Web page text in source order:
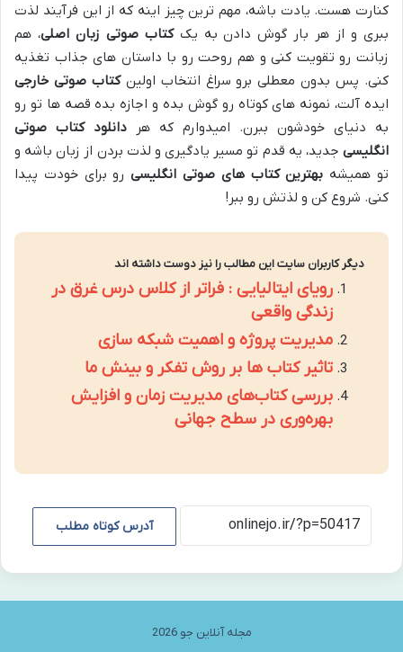
کنارت هست. یادت باشه، مهم ترین چیز اینه که از این فرآیند لذت
ببری و از هر بار گوش دادن به یککتاب صوتی زبان اصلی، هم
زبانت رو تقویت کنی و هم روحت رو با داستان های جذاب تغذیه
کنی. پس بدون معطلی برو سراغ انتخاب اولینکتاب صوتی خارجی
ایده آلت، نمونه های کوتاه رو گوش بده و اجازه بده قصه ها تو رو
به دنیای خودشون ببرن. امیدوارم که هر دانلود کتاب صوتی
انگلیسی جدید، یه قدم تو مسیر یادگیری و لذت بردن از زبان باشه و
تو همیشه بهترین کتاب های صوتی انگلیسیرو برای خودت پیدا
کنی. شروع کن و لذتش رو ببر!
دیگر کاربران سایت این مطالب را نیز دوست داشته اند
رویای ایتالیایی : فراتر از کلاس درس غرق در
زندگی واقعی
مدیریت پروژه و اهمیت شبکه سازی
تاثیر کتاب ها بر روش تفکر و بینش ما
بررسی کتاب‌های مدیریت زمان و افزایش
بهره‌وری در سطح جهانی
آدرس کوتاه مطلب
مجله آنلاین جو 2026